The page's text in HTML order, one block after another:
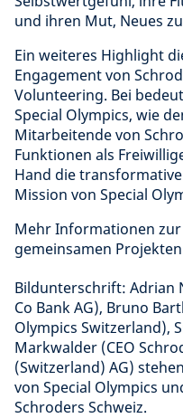
und ihren Mut, Neues
Ein weiteres Highlight
Engagement von
Volunteering. Bei
Special Olympics, wie
Mitarbeitende von
Funktionen als
Hand die
Mission von Special
Mehr Informationen
gemeinsamen
Bildunterschrift: Adrian
Co Bank AG), Bruno
Olympics Switzerland),
Markwalder (CEO
(Switzerland) AG)
von Special Olympics
Schroders Schweiz.